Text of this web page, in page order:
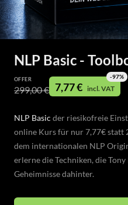
NLP Basic -
OFFER
299,00 € 7,77 € incl. VAT
-97%
NLP Basic der riesikofreie
online Kurs für nur 7,77€ statt
dem internationalen NLP
erlerne die Techniken, die
Geheimnisse dahinter.